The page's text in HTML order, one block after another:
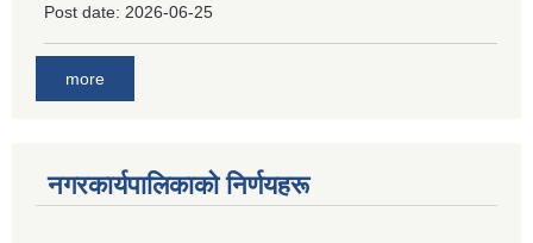
Post date: 2026-06-25
more
नगरकार्यपालिकाकाे निर्णयहरू